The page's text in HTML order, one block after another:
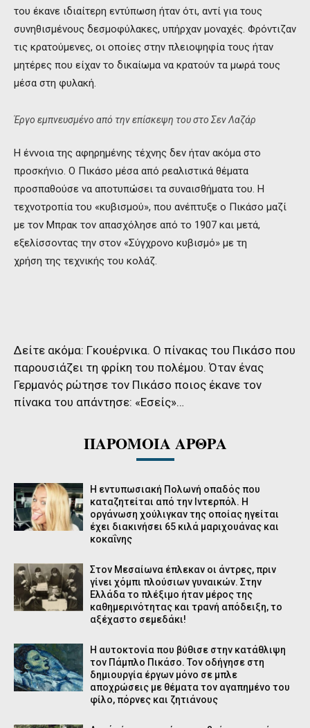
του έκανε ιδιαίτερη εντύπωση ήταν ότι, αντί για τους
συνηθισμένους δεσμοφύλακες, υπήρχαν μοναχές. Φρόντιζαν
τις κρατούμενες, οι οποίες στην πλειοψηφία τους ήταν
μητέρες που είχαν το δικαίωμα να κρατούν τα μωρά τους
μέσα στη φυλακή.
Έργο εμπνευσμένο από την επίσκεψη του στο Σεν Λαζάρ
Η έννοια της αφηρημένης τέχνης δεν ήταν ακόμα στο
προσκήνιο. Ο Πικάσο μέσα από ρεαλιστικά θέματα
προσπαθούσε να αποτυπώσει τα συναισθήματα του. Η
τεχνοτροπία του «κυβισμού», που ανέπτυξε ο Πικάσο μαζί
με τον Μπρακ τον απασχόλησε από το 1907 και μετά,
εξελίσσοντας την στον «Σύγχρονο κυβισμό» με τη
χρήση της τεχνικής του κολάζ.
Δείτε ακόμα: Γκουέρνικα. Ο πίνακας του Πικάσο που
παρουσιάζει τη φρίκη του πολέμου. Όταν ένας
Γερμανός ρώτησε τον Πικάσο ποιος έκανε τον
πίνακα του απάντησε: «Εσείς»…
ΠΑΡΟΜΟΙΑ ΑΡΘΡΑ
Η εντυπωσιακή Πολωνή οπαδός που
καταζητείται από την Ιντερπόλ. Η
οργάνωση χούλιγκαν της οποίας ηγείται
έχει διακινήσει 65 κιλά μαριχουάνας και
κοκαΐνης
Στον Μεσαίωνα έπλεκαν οι άντρες, πριν
γίνει χόμπι πλούσιων γυναικών. Στην
Ελλάδα το πλέξιμο ήταν μέρος της
καθημερινότητας και τρανή απόδειξη, το
αξέχαστο σεμεδάκι!
Η αυτοκτονία που βύθισε στην κατάθλιψη
τον Πάμπλο Πικάσο. Τον οδήγησε στη
δημιουργία έργων μόνο σε μπλε
αποχρώσεις με θέματα τον αγαπημένο του
φίλο, πόρνες και ζητιάνους